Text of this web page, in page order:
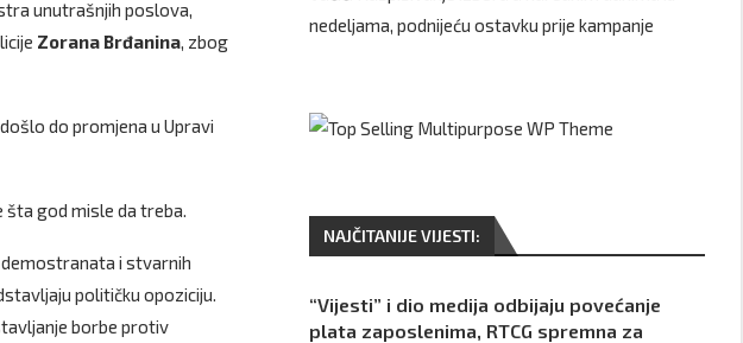
unutrašnjih poslova,
Zorana Brđanina, zbog
do promjena u Upravi
god misle da treba.
demostranata i stvarnih
političku opoziciju.
borbe protiv
nedeljama, podnijeću ostavku prije kampanje
NAJČITANIJE VIJESTI:
“Vijesti” i dio medija odbijaju povećanje
plata zaposlenima, RTCG spremna za